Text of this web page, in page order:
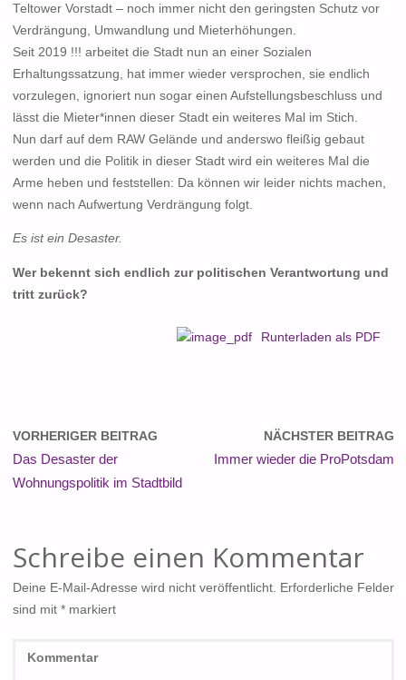
Teltower Vorstadt – noch immer nicht den geringsten Schutz vor
Verdrängung, Umwandlung und Mieterhöhungen.
Seit 2019 !!! arbeitet die Stadt nun an einer Sozialen
Erhaltungssatzung, hat immer wieder versprochen, sie endlich
vorzulegen, ignoriert nun sogar einen Aufstellungsbeschluss und
lässt die Mieter*innen dieser Stadt ein weiteres Mal im Stich.
Nun darf auf dem RAW Gelände und anderswo fleißig gebaut
werden und die Politik in dieser Stadt wird ein weiteres Mal die
Arme heben und feststellen: Da können wir leider nichts machen,
wenn nach Aufwertung Verdrängung folgt.
Es ist ein Desaster.
Wer bekennt sich endlich zur politischen Verantwortung und
tritt zurück?
Runterladen als PDF
VORHERIGER BEITRAG
Das Desaster der
Wohnungspolitik im Stadtbild
NÄCHSTER BEITRAG
Immer wieder die ProPotsdam
Schreibe einen Kommentar
Deine E-Mail-Adresse wird nicht veröffentlicht.
Erforderliche Felder
sind mit *markiert